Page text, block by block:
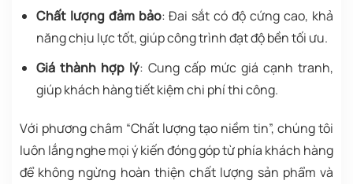
Chất lượng đảm bảo: Đai sắt có độ cứng cao, khả
năng chịu lực tốt, giúp công trình đạt độ bền tối ưu.
Giá thành hợp lý: Cung cấp mức giá cạnh tranh,
giúp khách hàng tiết kiệm chi phí thi công.
Với phương châm “Chất lượng tạo niềm tin”, chúng tôi
luôn lắng nghe mọi ý kiến đóng góp từ phía khách hàng
để không ngừng hoàn thiện chất lượng sản phẩm và